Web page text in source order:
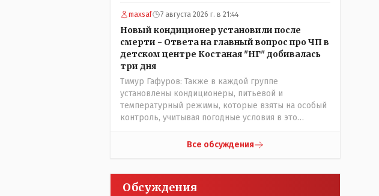
гос.бюджету- наверняка они знают что делают.
maxsaf 7 августа 2026 г. в 21:44
Новый кондиционер установили после
смерти - Ответа на главный вопрос про ЧП в
детском центре Костаная "НГ" добивалась
три дня
Тимур Гафуров: Также в каждой группе
установлены кондиционеры, питьевой и
температурный режимы, которые взяты на особый
контроль, учитывая погодные условия в это
считаете иначе?Ну тут противоречия нет. Этот
впервые поставили температурный режим на
Все обсуждения
Обсуждения